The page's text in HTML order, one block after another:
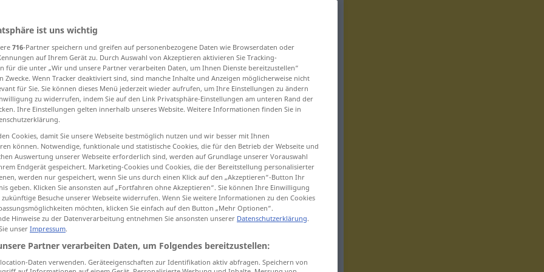
вакантный, незанятый бесплатный
frei
FreieDeutsche Jugend HIST (FDJabk)
abk
ist uns wichtig
716-Partner speichern und greifen auf personenbezogene Daten wie Browserdaten oder
auf Ihrem Gerät zu. Durch Auswahl von Akzeptieren aktivieren Sie Tracking-
für die unter „Wir und unsere Partner verarbeiten Daten, um Ihnen Dienste bereitzustellen“
Zwecke. Wenn Tracker deaktiviert sind, sind manche Inhalte und Anzeigen möglicherweise nicht
für Sie. Sie können dieses Menü jederzeit wieder aufrufen, um Ihre Einstellungen zu ändern
zu widerrufen, indem Sie auf den Link Privatsphäre-Einstellungen am unteren Rand der
Ihre Einstellungen gelten innerhalb unseres Website. Weitere Informationen finden Sie in
Cookies, damit Sie unsere Webseite bestmöglich nutzen und wir besser mit Ihnen
können. Notwendige, funktionale und statistische Cookies, die für den Betrieb der Webseite und
Auswertung unserer Webseite erforderlich sind, werden auf Grundlage unserer Vorauswahl
Endgerät gespeichert. Marketing-Cookies und Cookies, die der Bereitstellung personalisierter
werden nur gespeichert, wenn Sie uns durch einen Klick auf den „Akzeptieren“-Button Ihr
geben. Klicken Sie ansonsten auf „Fortfahren ohne Akzeptieren“. Sie können Ihre Einwilligung
Besuche unserer Webseite widerrufen. Wenn Sie weitere Informationen zu den Cookies
möchten, klicken Sie einfach auf den Button „Mehr Optionen“.
Hinweise zu der Datenverarbeitung entnehmen Sie ansonsten unserer Datenschutzerklärung.
unser Impressum.
Partner verarbeiten Daten, um Folgendes bereitzustellen:
Daten verwenden. Geräteeigenschaften zur Identifikation aktiv abfragen. Speichern von